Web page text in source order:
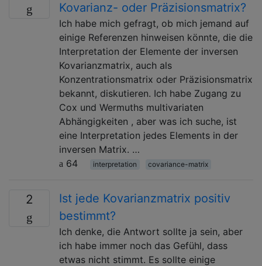
Kovarianz- oder Präzisionsmatrix?
Ich habe mich gefragt, ob mich jemand auf
einige Referenzen hinweisen könnte, die die
Interpretation der Elemente der inversen
Kovarianzmatrix, auch als
Konzentrationsmatrix oder Präzisionsmatrix
bekannt, diskutieren. Ich habe Zugang zu
Cox und Wermuths multivariaten
Abhängigkeiten , aber was ich suche, ist
eine Interpretation jedes Elements in der
inversen Matrix. …
64
interpretation covariance-matrix
2
Ist jede Kovarianzmatrix positiv
bestimmt?
Ich denke, die Antwort sollte ja sein, aber
ich habe immer noch das Gefühl, dass
etwas nicht stimmt. Es sollte einige